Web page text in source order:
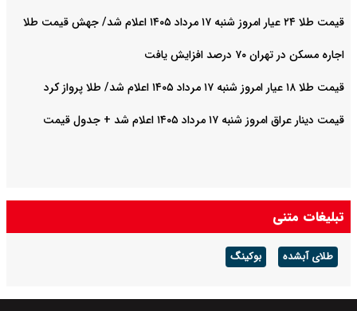
قیمت طلا ۲۴ عیار امروز شنبه ۱۷ مرداد ۱۴۰۵ اعلام شد/ جهش قیمت طلا
اجاره مسکن در تهران ۷۰ درصد افزایش یافت
قیمت طلا ۱۸ عیار امروز شنبه ۱۷ مرداد ۱۴۰۵ اعلام شد/ طلا پرواز کرد
قیمت دینار عراق امروز شنبه ۱۷ مرداد ۱۴۰۵ اعلام شد + جدول قیمت
تبلیغات متنی
طلای آبشده بوکینگ